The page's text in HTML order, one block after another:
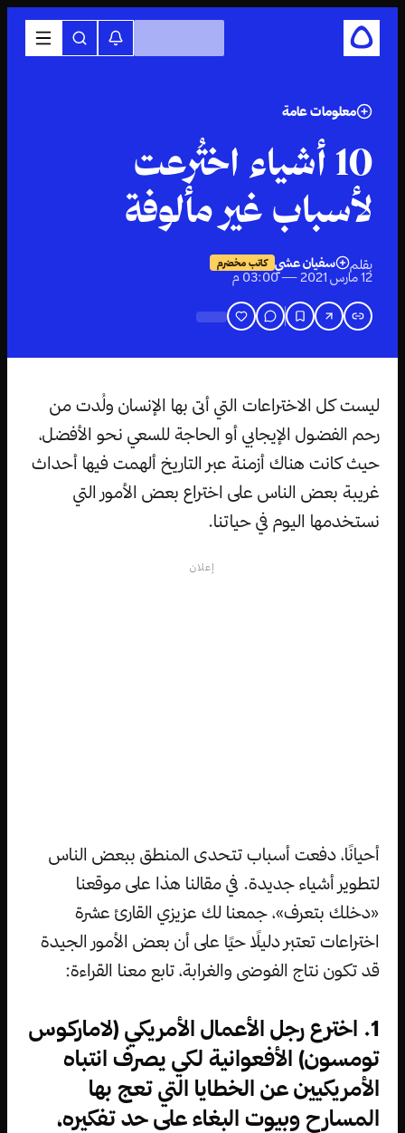
معلومات عامة
10 أشياء اختُرعت
لأسباب غير مألوفة
بقلم سفيان عشي كاتب مخضرم
12 مارس 2021 — 03:00 م
ليست كل الاختراعات التي أتى بها الإنسان ولُدت من
رحم الفضول الإيجابي أو الحاجة للسعي نحو الأفضل،
حيث كانت هناك أزمنة عبر التاريخ ألهمت فيها أحداث
غريبة بعض الناس على اختراع بعض الأمور التي
نستخدمها اليوم في حياتنا.
إعلان
أحيانًا، دفعت أسباب تتحدى المنطق ببعض الناس
لتطوير أشياء جديدة. في مقالنا هذا على موقعنا
«دخلك بتعرف»، جمعنا لك عزيزي القارئ عشرة
اختراعات تعتبر دليلًا حيًا على أن بعض الأمور الجيدة
قد تكون نتاج الفوضى والغرابة، تابع معنا القراءة:
1. اخترع رجل الأعمال الأمريكي (لاماركوس
تومسون) الأفعوانية لكي يصرف انتباه
الأمريكيين عن الخطايا التي تعج بها
المسارح وبيوت البغاء على حد تفكيره،